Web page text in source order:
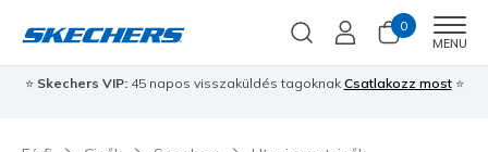
0
MENU
⭐ Skechers VIP:45 napos visszaküldés tagoknak Csatlakozz most⭐